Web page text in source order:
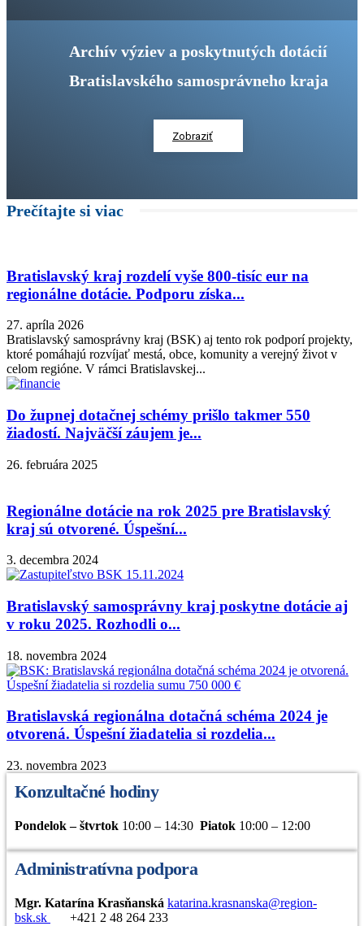
Archív výziev a poskytnutých dotácií
Bratislavského samosprávneho kraja
Zobraziť
Prečítajte si viac
Bratislavský kraj rozdelí vyše 800-tisíc eur na
regionálne dotácie. Podporu získa...
27. apríla 2026
Bratislavský samosprávny kraj (BSK) aj tento rok podporí projekty,
ktoré pomáhajú rozvíjať mestá, obce, komunity a verejný život v
celom regióne. V rámci Bratislavskej...
Do župnej dotačnej schémy prišlo takmer 550
žiadostí. Najväčší záujem je...
26. februára 2025
Regionálne dotácie na rok 2025 pre Bratislavský
kraj sú otvorené. Úspešní...
3. decembra 2024
Bratislavský samosprávny kraj poskytne dotácie aj
v roku 2025. Rozhodli o...
18. novembra 2024
Bratislavská regionálna dotačná schéma 2024 je
otvorená. Úspešní žiadatelia si rozdelia...
23. novembra 2023
Konzultačné hodiny
Pondelok – štvrtok 10:00 – 14:30 Piatok 10:00 – 12:00
Administratívna podpora
Mgr. Katarína Krasňanská katarina.krasnanska@region-
bsk.sk
+421 2 48 264 233